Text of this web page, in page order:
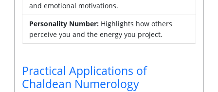
and emotional motivations.
Personality Number: Highlights how others
perceive you and the energy you project.
Practical Applications of
Chaldean Numerology